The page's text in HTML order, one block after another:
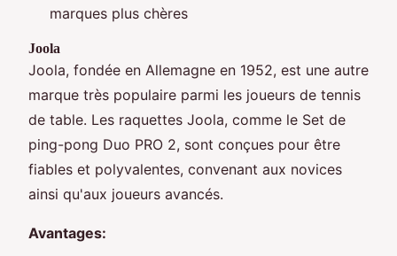
marques plus chères
Joola
Joola, fondée en Allemagne en 1952, est une autre
marque très populaire parmi les joueurs de tennis
de table. Les raquettes Joola, comme le Set de
ping-pong Duo PRO 2, sont conçues pour être
fiables et polyvalentes, convenant aux novices
ainsi qu'aux joueurs avancés.
Avantages: